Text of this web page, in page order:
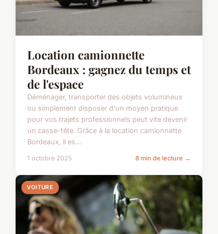
Location camionnette
Bordeaux : gagnez du temps et
de l'espace
Déménager, transporter des objets volumineux
ou simplement disposer d'un moyen pratique
pour vos trajets professionnels peut vite devenir
un casse-tête. Grâce à la location camionnette
Bordeaux, il es...
1 octobre 2025 8 min de lecture →
VOITURE